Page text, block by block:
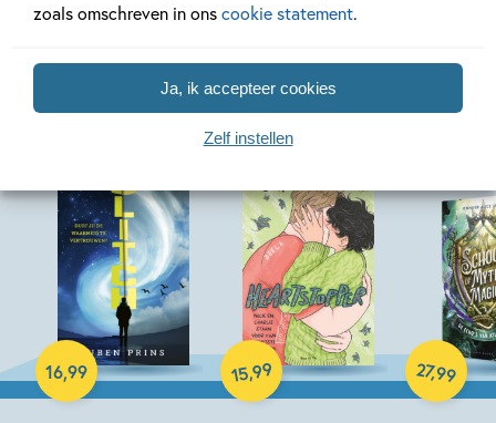
zoals omschreven in onscookie statement.
Ja, ik accepteer cookies
Zelf instellen
Bekijk ook eens
16,99
Paperback
15,99
Paperback
27,99
Hardcover